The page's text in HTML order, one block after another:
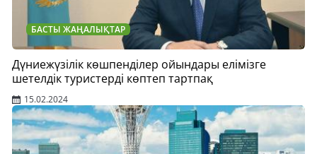
БАСТЫ ЖАҢАЛЫҚТАР
Дүниежүзілік көшпенділер ойындары елімізге
шетелдік туристерді көптеп тартпақ
15.02.2024